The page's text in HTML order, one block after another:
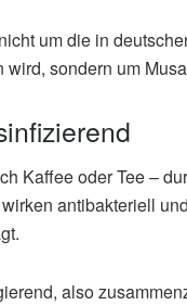
um die in
sondern um
Kaffee oder Tee –
antibakteriell
also